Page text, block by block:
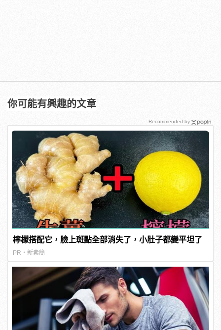
你可能有興趣的文章
檸檬搭配它，臉上斑點全部消失了，小肚子都變平坦了
PR・新素簡
Recommended by